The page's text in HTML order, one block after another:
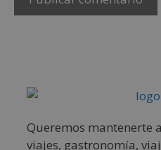
Queremos mantenerte
viajes, gastronomía,